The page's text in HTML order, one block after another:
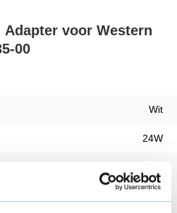
voor Western
00
Wit
24W